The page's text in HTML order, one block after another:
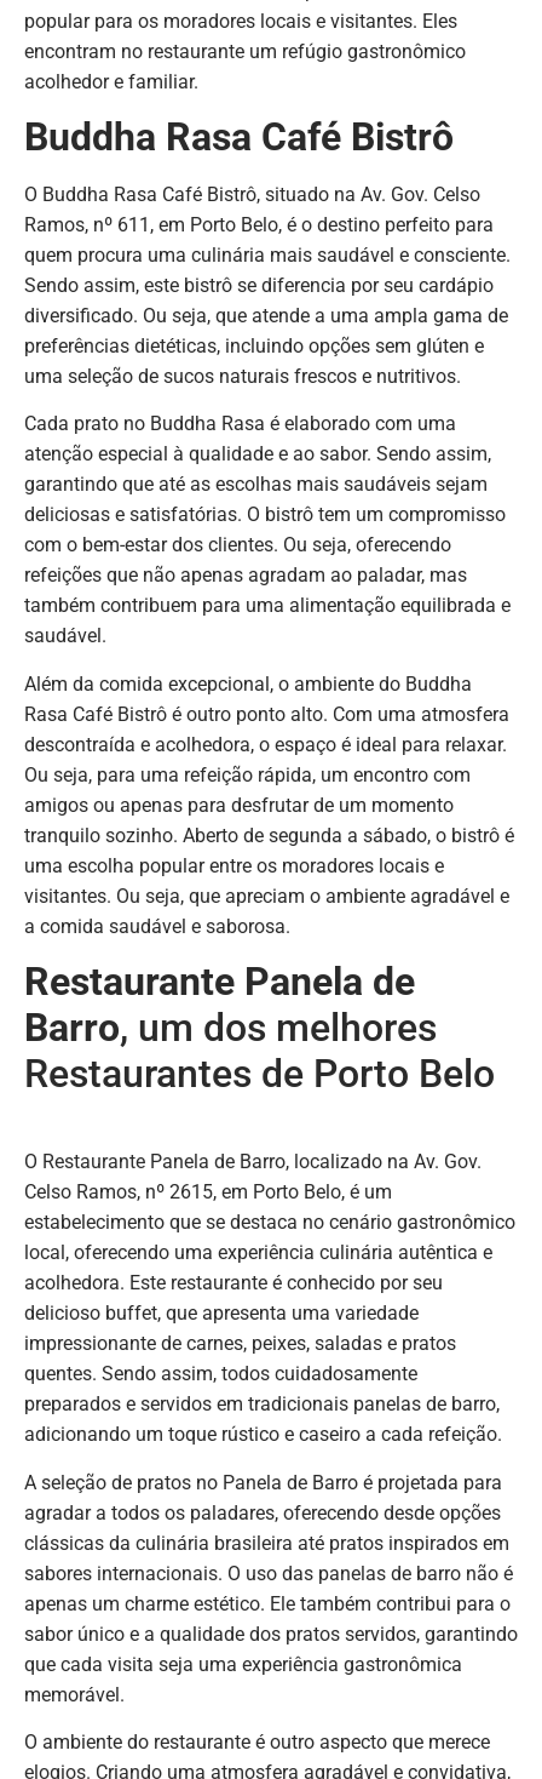
popular para os moradores locais e visitantes. Eles
encontram no restaurante um refúgio gastronômico
acolhedor e familiar.
Buddha Rasa Café Bistrô
O Buddha Rasa Café Bistrô, situado na Av. Gov. Celso
Ramos, nº 611, em Porto Belo, é o destino perfeito para
quem procura uma culinária mais saudável e consciente.
Sendo assim, este bistrô se diferencia por seu cardápio
diversificado. Ou seja, que atende a uma ampla gama de
preferências dietéticas, incluindo opções sem glúten e
uma seleção de sucos naturais frescos e nutritivos.
Cada prato no Buddha Rasa é elaborado com uma
atenção especial à qualidade e ao sabor. Sendo assim,
garantindo que até as escolhas mais saudáveis sejam
deliciosas e satisfatórias. O bistrô tem um compromisso
com o bem-estar dos clientes. Ou seja, oferecendo
refeições que não apenas agradam ao paladar, mas
também contribuem para uma alimentação equilibrada e
saudável.
Além da comida excepcional, o ambiente do Buddha
Rasa Café Bistrô é outro ponto alto. Com uma atmosfera
descontraída e acolhedora, o espaço é ideal para relaxar.
Ou seja, para uma refeição rápida, um encontro com
amigos ou apenas para desfrutar de um momento
tranquilo sozinho. Aberto de segunda a sábado, o bistrô é
uma escolha popular entre os moradores locais e
visitantes. Ou seja, que apreciam o ambiente agradável e
a comida saudável e saborosa.
Restaurante Panela de
Barro, um dos melhores
Restaurantes de Porto Belo
O Restaurante Panela de Barro, localizado na Av. Gov.
Celso Ramos, nº 2615, em Porto Belo, é um
estabelecimento que se destaca no cenário gastronômico
local, oferecendo uma experiência culinária autêntica e
acolhedora. Este restaurante é conhecido por seu
delicioso buffet, que apresenta uma variedade
impressionante de carnes, peixes, saladas e pratos
quentes. Sendo assim, todos cuidadosamente
preparados e servidos em tradicionais panelas de barro,
adicionando um toque rústico e caseiro a cada refeição.
A seleção de pratos no Panela de Barro é projetada para
agradar a todos os paladares, oferecendo desde opções
clássicas da culinária brasileira até pratos inspirados em
sabores internacionais. O uso das panelas de barro não é
apenas um charme estético. Ele também contribui para o
sabor único e a qualidade dos pratos servidos, garantindo
que cada visita seja uma experiência gastronômica
memorável.
O ambiente do restaurante é outro aspecto que merece
elogios. Criando uma atmosfera agradável e convidativa,